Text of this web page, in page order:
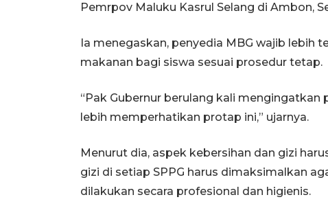
Pemrpov Maluku Kasrul Selang di Ambon,
Ia menegaskan, penyedia MBG wajib
makanan bagi siswa sesuai prosedur tetap.
“Pak Gubernur berulang kali mengingatkan
lebih memperhatikan protap ini,” ujarnya.
Menurut dia, aspek kebersihan dan gizi
gizi di setiap SPPG harus dimaksimalkan
dilakukan secara profesional dan higienis.